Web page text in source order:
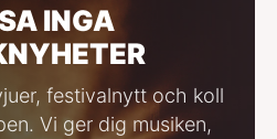
INGA
festivalnytt och koll
Vi ger dig musiken,